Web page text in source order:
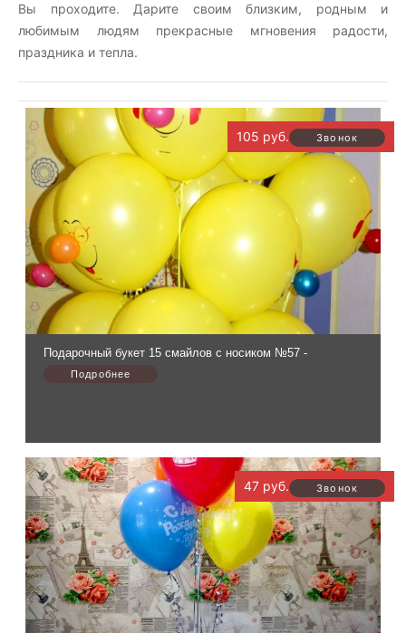
Вы проходите. Дарите своим близким, родным и
любимым людям прекрасные мгновения радости,
праздника и тепла.
105 руб.
Подарочный букет 15 смайлов с носиком №57 -
47 руб.